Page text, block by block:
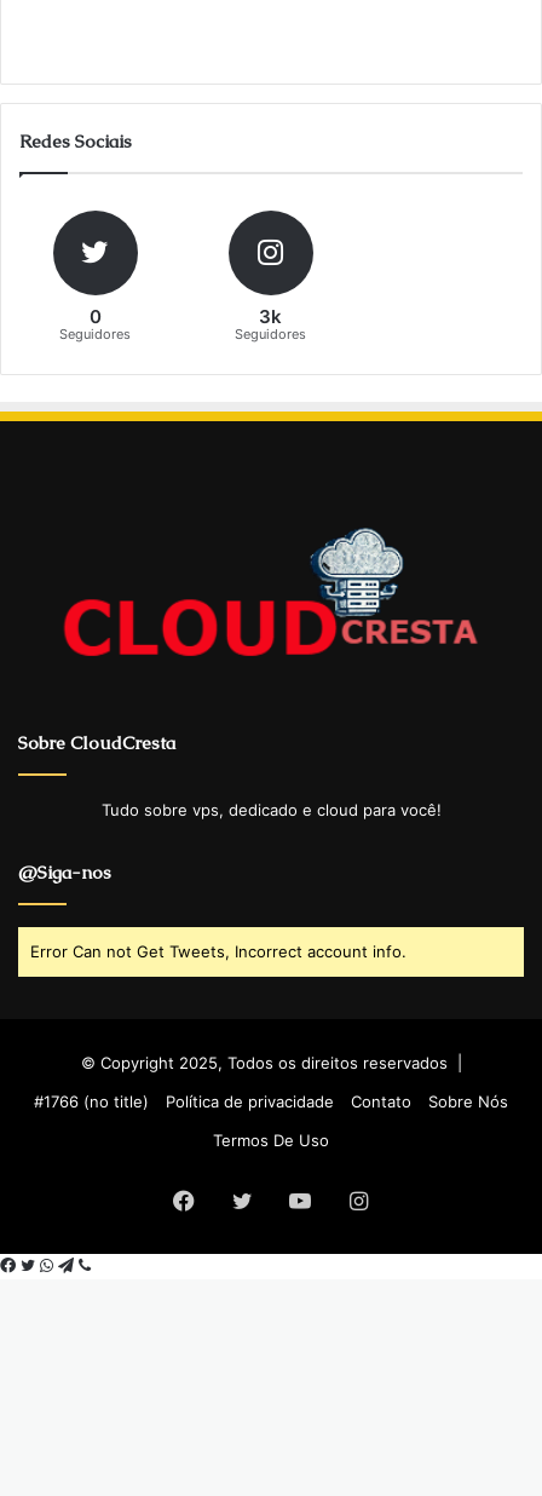
Redes Sociais
0
Seguidores
3k
Seguidores
Sobre CloudCresta
Tudo sobre vps, dedicado e cloud para você!
@Siga-nos
Error Can not Get Tweets, Incorrect account info.
© Copyright 2025, Todos os direitos reservados |
#1766 (no title)
Política de privacidade Contato
Sobre Nós
Termos De Uso
Facebook
Twitter YouTubeInstagram
Facebook
Twitter
WhatsApp
Telegram